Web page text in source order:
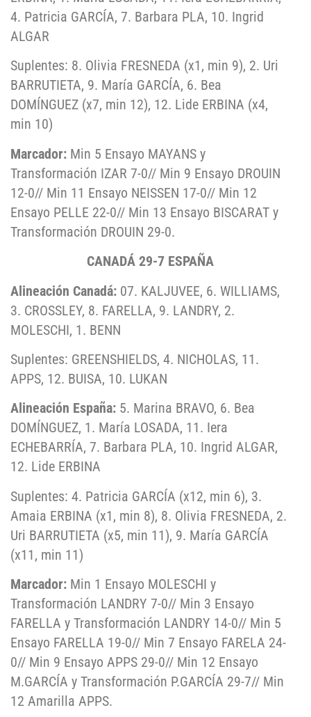
4. Patricia GARCÍA, 7. Barbara PLA, 10. Ingrid
ALGAR
Suplentes: 8. Olivia FRESNEDA (x1, min 9), 2. Uri
BARRUTIETA, 9. María GARCÍA, 6. Bea
DOMÍNGUEZ (x7, min 12), 12. Lide ERBINA (x4,
min 10)
Marcador: Min 5 Ensayo MAYANS y
Transformación IZAR 7-0// Min 9 Ensayo DROUIN
12-0// Min 11 Ensayo NEISSEN 17-0// Min 12
Ensayo PELLE 22-0// Min 13 Ensayo BISCARAT y
Transformación DROUIN 29-0.
CANADÁ 29-7 ESPAÑA
Alineación Canadá: 07. KALJUVEE, 6. WILLIAMS,
3. CROSSLEY, 8. FARELLA, 9. LANDRY, 2.
MOLESCHI, 1. BENN
Suplentes: GREENSHIELDS, 4. NICHOLAS, 11.
APPS, 12. BUISA, 10. LUKAN
Alineación España: 5. Marina BRAVO, 6. Bea
DOMÍNGUEZ, 1. María LOSADA, 11. Iera
ECHEBARRÍA, 7. Barbara PLA, 10. Ingrid ALGAR,
12. Lide ERBINA
Suplentes: 4. Patricia GARCÍA (x12, min 6), 3.
Amaia ERBINA (x1, min 8), 8. Olivia FRESNEDA, 2.
Uri BARRUTIETA (x5, min 11), 9. María GARCÍA
(x11, min 11)
Marcador: Min 1 Ensayo MOLESCHI y
Transformación LANDRY 7-0// Min 3 Ensayo
FARELLA y Transformación LANDRY 14-0// Min 5
Ensayo FARELLA 19-0// Min 7 Ensayo FARELA 24-
0// Min 9 Ensayo APPS 29-0// Min 12 Ensayo
M.GARCÍA y Transformación P.GARCÍA 29-7// Min
12 Amarilla APPS.